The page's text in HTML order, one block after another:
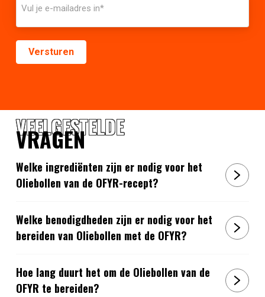
VEELGESTELDE
VRAGEN
Welke ingrediënten zijn er nodig voor het
Oliebollen van de OFYR-recept?
Welke benodigdheden zijn er nodig voor het
bereiden van Oliebollen met de OFYR?
Hoe lang duurt het om de Oliebollen van de
OFYR te bereiden?